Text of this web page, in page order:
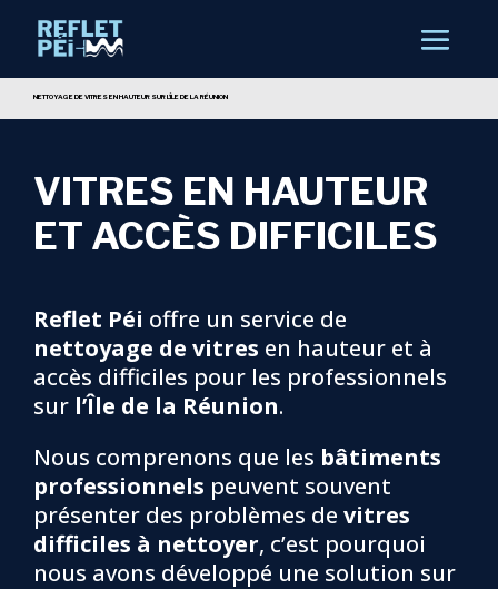
NETTOYAGE DE VITRES EN HAUTEUR SUR L’ÎLE DE LA RÉUNION
VITRES EN HAUTEUR
ET ACCÈS DIFFICILES
Reflet Péi offre un service de
nettoyage de vitres en hauteur et à
accès difficiles pour les professionnels
sur l’Île de la Réunion.
Nous comprenons que les bâtiments
professionnels peuvent souvent
présenter des problèmes de vitres
difficiles à nettoyer, c’est pourquoi
nous avons développé une solution sur